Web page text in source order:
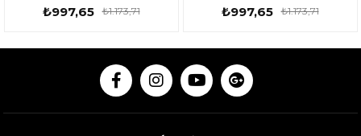
Watt 153ROX0142
₺997,65 ₺1.173,71
Watt 153ROX0142
₺997,65 ₺1.173,71